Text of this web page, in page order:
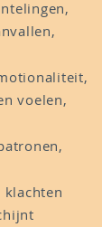
voelen,
klachten